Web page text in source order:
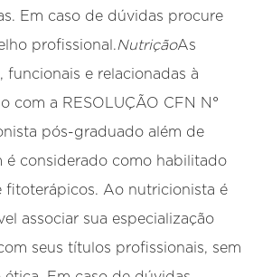
Em caso de dúvidas procure
profissional.NutriçãoAs
funcionais e relacionadas à
com a RESOLUÇÃO CFN N°
pós-graduado além de
é considerado como habilitado
fitoterápicos. Ao nutricionista é
associar sua especialização
seus títulos profissionais, sem